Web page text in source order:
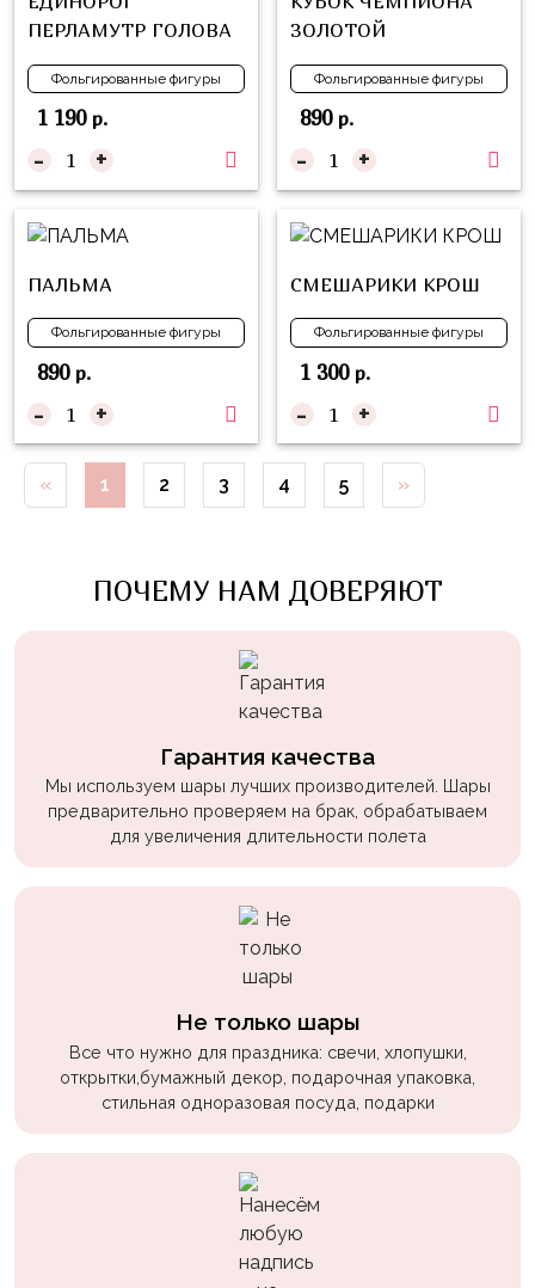
ПЕРЛАМУТР ГОЛОВА
Фольгированные фигуры
1 190р.
- +
ЗОЛОТОЙ
Фольгированные фигуры
890р.
- +
ПАЛЬМА
Фольгированные фигуры
890р.
- +
СМЕШАРИКИ КРОШ
Фольгированные фигуры
1 300р.
- +
« 1 2 3 4 5 »
ПОЧЕМУ НАМ ДОВЕРЯЮТ
Гарантия качества
Мы используем шары лучших производителей. Шары
предварительно проверяем на брак, обрабатываем
для увеличения длительности полета
Не только шары
Все что нужно для праздника: свечи, хлопушки,
открытки,бумажный декор, подарочная упаковка,
стильная одноразовая посуда, подарки
Куклы
ЛОЛ
Для
Него
Для
Неё
Мишка
Техника
Животные
Морская
Тема
Уэнсдэй
для
Геймеров
жучки,
пчелки